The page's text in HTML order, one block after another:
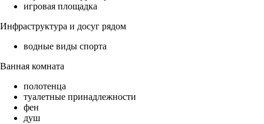
игровая площадка
Инфраструктура и досуг рядом
водные виды спорта
Ванная комната
полотенца
туалетные принадлежности
фен
душ